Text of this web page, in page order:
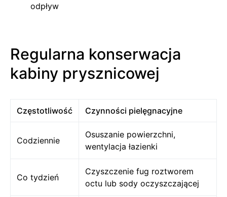
odpływ
Regularna konserwacja
kabiny prysznicowej
Częstotliwość Czynności pielęgnacyjne
Codziennie
Osuszanie powierzchni,
wentylacja łazienki
Co tydzień
Czyszczenie fug roztworem
octu lub sody oczyszczającej